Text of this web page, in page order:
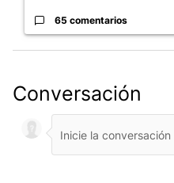
65 comentarios
Conversación